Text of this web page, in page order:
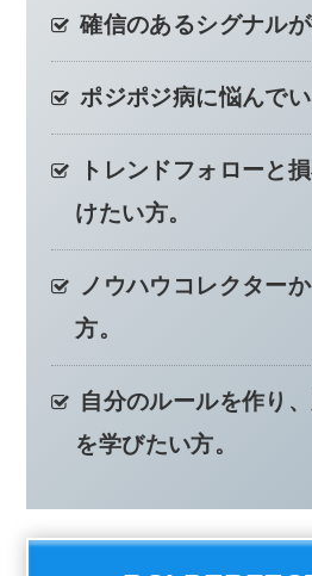
確信のあるシグナルが
ポジポジ病に悩んでい
トレンドフォローと
けたい方。
ノウハウコレクター
方。
自分のルールを作り
を学びたい方。